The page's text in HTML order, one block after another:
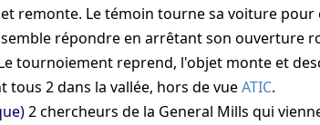
remonte. Le témoin tourne sa voiture pour
répondre en arrêtant son ouverture
tournoiement reprend, l'objet monte et
tous 2 dans la vallée, hors de vueATIC.
2 chercheurs de la General Mills qui